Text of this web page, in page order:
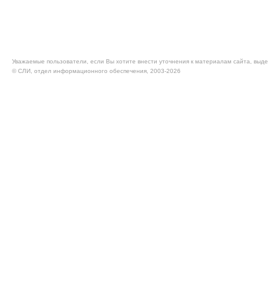
Уважаемые пользователи, если Вы хотите внести уточнения к материалам сайта,
© CЛИ, отдел информационного обеспечения, 2003-2026